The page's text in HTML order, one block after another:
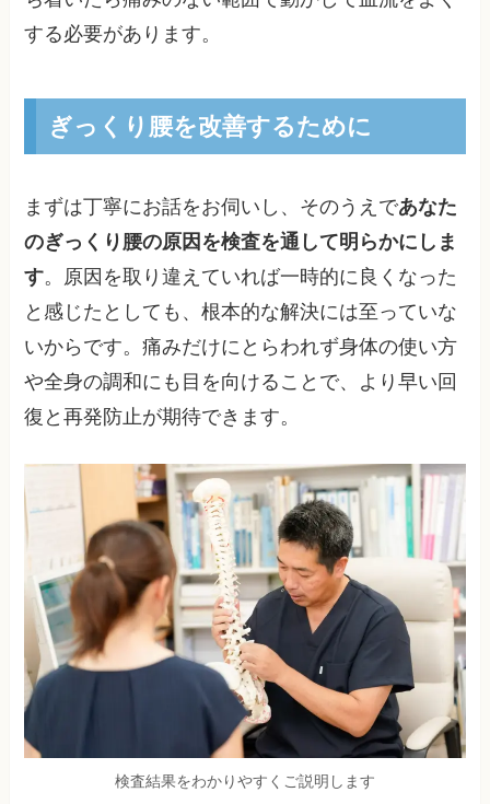
する必要があります。
ぎっくり腰を改善するために
まずは丁寧にお話をお伺いし、そのうえであなた
のぎっくり腰の原因を検査を通して明らかにしま
す。原因を取り違えていれば一時的に良くなった
と感じたとしても、根本的な解決には至っていな
いからです。痛みだけにとらわれず身体の使い方
や全身の調和にも目を向けることで、より早い回
復と再発防止が期待できます。
検査結果をわかりやすくご説明します